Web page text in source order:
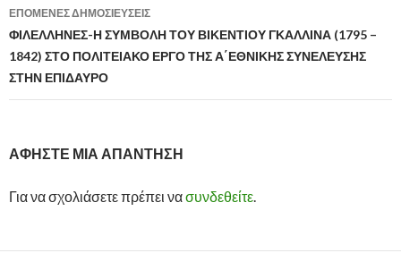
ΕΠΌΜΕΝΕΣ ΔΗΜΟΣΙΕΎΣΕΙΣ
ΦΙΛΕΛΛΗΝΕΣ-Η ΣΥΜΒΟΛΗ ΤΟΥ ΒΙΚΕΝΤΙΟΥ ΓΚΑΛΛΙΝΑ (1795 –
1842) ΣΤΟ ΠΟΛΙΤΕΙΑΚΟ ΕΡΓΟ ΤΗΣ Α΄ΕΘΝΙΚΗΣ ΣΥΝΕΛΕΥΣΗΣ
ΣΤΗΝ ΕΠΙΔΑΥΡΟ
ΑΦΉΣΤΕ ΜΙΑ ΑΠΆΝΤΗΣΗ
Για να σχολιάσετε πρέπει νασυνδεθείτε